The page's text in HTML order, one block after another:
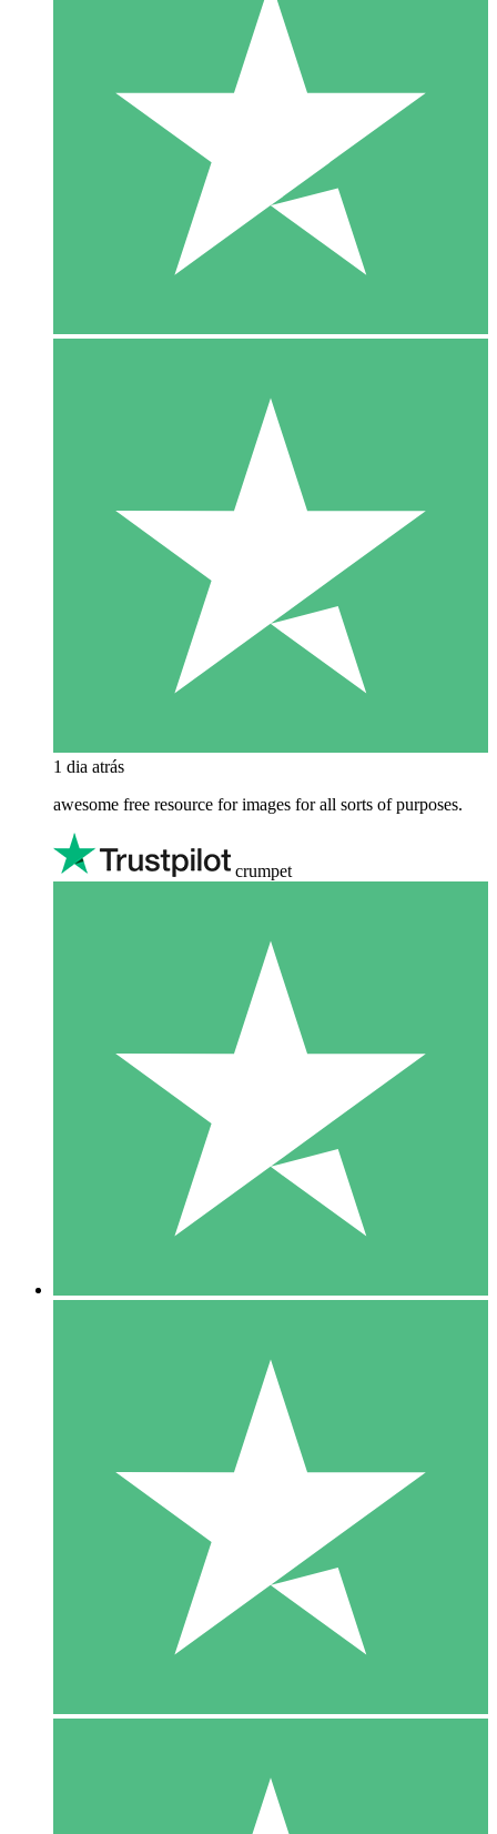
1 dia atrás
awesome free resource for images for all sorts of purposes.
crumpet